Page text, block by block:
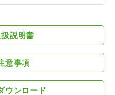
扱説明書
意事項
ウンロード